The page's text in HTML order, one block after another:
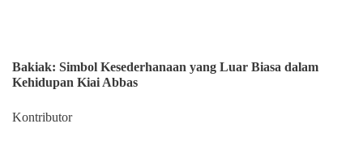
Bakiak: Simbol Kesederhanaan yang Luar Biasa dalam
Kehidupan Kiai Abbas
Kontributor